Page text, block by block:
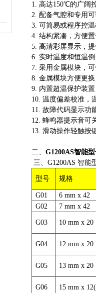
1. 高达150℃的广阔
2. 配备气腔和专用
3. 可简易或程序控
4. 结构紧凑，方便
5. 高清彩屏显示，
6. 实时温度和恒温
7. 采用金属模块，
8. 金属模块方便更
9. 内置超温保护装
10. 温度偏差校准，
11. 故障代码显示功
12. 蜂鸣器提示音可
13. 滑动操作轻触按
​二、 G1200AS智能
三、G1200AS 智能
型号 规格
G01
6 mm x 42
G02
7 mm x 42
G03 10 mm x 20
G04 12 mm x 20
G05 13 mm x 20
G06 15 mm x